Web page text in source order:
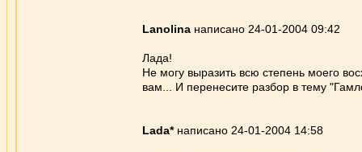
Lanolina написано 24-01-2004 09:42
Лада!
Не могу выразить всю степень моего
вам... И перенесите разбор в тему
Lada*написано 24-01-2004 14:58